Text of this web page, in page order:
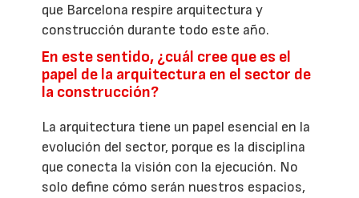
que Barcelona respire arquitectura y
construcción durante todo este año.
En este sentido, ¿cuál cree que es el
papel de la arquitectura en el sector de
la construcción?
La arquitectura tiene un papel esencial en la
evolución del sector, porque es la disciplina
que conecta la visión con la ejecución. No
solo define cómo serán nuestros espacios,